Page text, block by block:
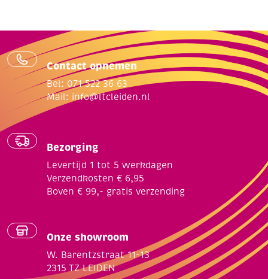
Contact opnemen
Bel: 071 522 36 63
Mail: info@ltcleiden.nl
Bezorging
Levertijd 1 tot 5 werkdagen
Verzendkosten € 6,95
Boven € 99,- gratis verzending
Onze showroom
W. Barentzstraat 11-13
2315 TZ LEIDEN